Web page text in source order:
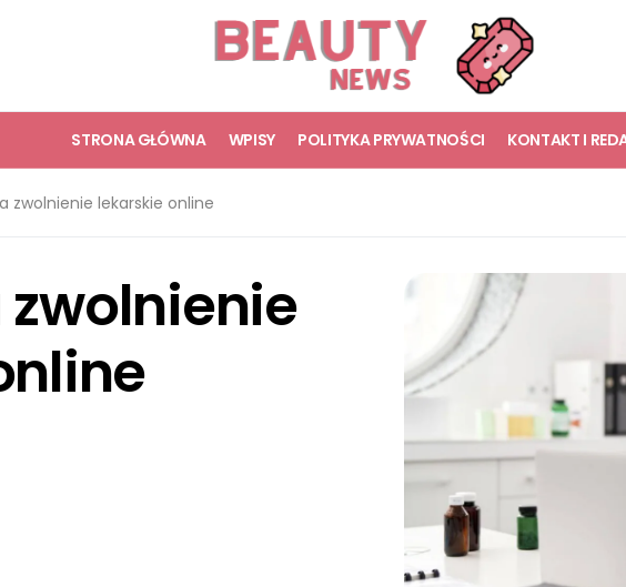
STRONA GŁÓWNA WPISY POLITYKA PRYWATNOŚCI KONTAKT I
zwolnienie lekarskie online
zwolnienie